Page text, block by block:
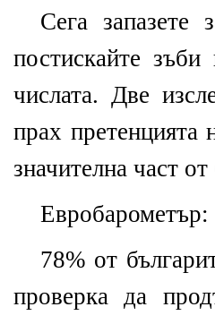
Сега
постискайте
числата. Две
прах претенцията
значителна част
Евробарометър:
78% от
проверка да